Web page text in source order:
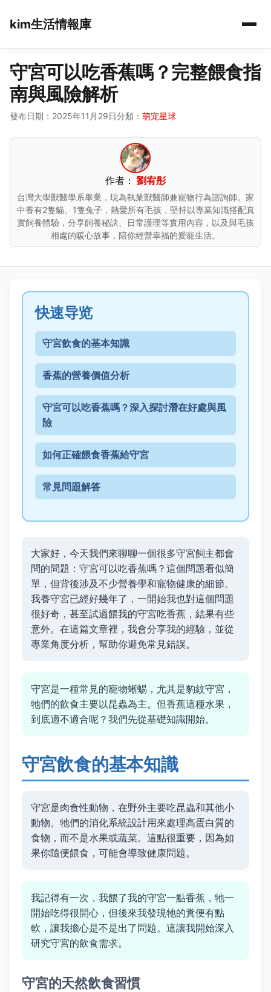
kim生活情報庫
守宮可以吃香蕉嗎？完整餵食指
南與風險解析
發布日期：2025年11月29日分類： 萌宠星球
作者： 劉宥彤
台灣大學獸醫學系畢業，現為執業獸醫師兼寵物行為諮詢師。家
中養有2隻貓、1隻兔子，熱愛所有毛孩，堅持以專業知識搭配真
實飼養體驗，分享飼養秘訣、日常護理等實用內容，以及與毛孩
相處的暖心故事，陪你經營幸福的愛寵生活。
快速导览
守宮飲食的基本知識
香蕉的營養價值分析
守宮可以吃香蕉嗎？深入探討潛在好處與風
險
如何正確餵食香蕉給守宮
常見問題解答
大家好，今天我們來聊聊一個很多守宮飼主都會
問的問題：守宮可以吃香蕉嗎？這個問題看似簡
單，但背後涉及不少營養學和寵物健康的細節。
我養守宮已經好幾年了，一開始我也對這個問題
很好奇，甚至試過餵我的守宮吃香蕉，結果有些
意外。在這篇文章裡，我會分享我的經驗，並從
專業角度分析，幫助你避免常見錯誤。
守宮是一種常見的寵物蜥蜴，尤其是豹紋守宮，
牠們的飲食主要以昆蟲為主。但香蕉這種水果，
到底適不適合呢？我們先從基礎知識開始。
守宮飲食的基本知識
守宮是肉食性動物，在野外主要吃昆蟲和其他小
動物。牠們的消化系統設計用來處理高蛋白質的
食物，而不是水果或蔬菜。這點很重要，因為如
果你隨便餵食，可能會導致健康問題。
我記得有一次，我餵了我的守宮一點香蕉，牠一
開始吃得很開心，但後來我發現牠的糞便有點
軟，讓我擔心是不是出了問題。這讓我開始深入
研究守宮的飲食需求。
守宮的天然飲食習慣